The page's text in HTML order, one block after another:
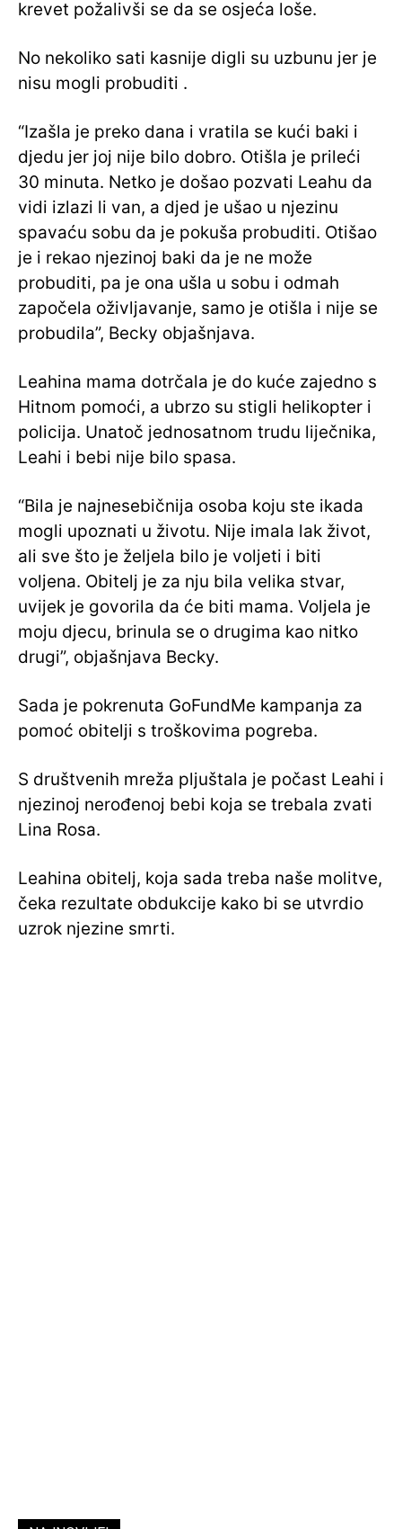
krevet požalivši se da se osjeća loše.
No nekoliko sati kasnije digli su uzbunu jer je
nisu mogli probuditi .
“Izašla je preko dana i vratila se kući baki i
djedu jer joj nije bilo dobro. Otišla je prileći
30 minuta. Netko je došao pozvati Leahu da
vidi izlazi li van, a djed je ušao u njezinu
spavaću sobu da je pokuša probuditi. Otišao
je i rekao njezinoj baki da je ne može
probuditi, pa je ona ušla u sobu i odmah
započela oživljavanje, samo je otišla i nije se
probudila”, Becky objašnjava.
Leahina mama dotrčala je do kuće zajedno s
Hitnom pomoći, a ubrzo su stigli helikopter i
policija. Unatoč jednosatnom trudu liječnika,
Leahi i bebi nije bilo spasa.
“Bila je najnesebičnija osoba koju ste ikada
mogli upoznati u životu. Nije imala lak život,
ali sve što je željela bilo je voljeti i biti
voljena. Obitelj je za nju bila velika stvar,
uvijek je govorila da će biti mama. Voljela je
moju djecu, brinula se o drugima kao nitko
drugi”, objašnjava Becky.
Sada je pokrenuta GoFundMe kampanja za
pomoć obitelji s troškovima pogreba.
S društvenih mreža pljuštala je počast Leahi i
njezinoj nerođenoj bebi koja se trebala zvati
Lina Rosa.
Leahina obitelj, koja sada treba naše molitve,
čeka rezultate obdukcije kako bi se utvrdio
uzrok njezine smrti.